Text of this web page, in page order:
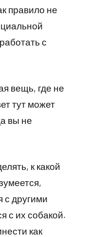
правило не
с
вещь, где не
тут может
вы не
к какой
с другими
с их собакой.
как